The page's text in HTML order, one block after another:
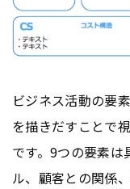
ビジネス活動の要
を描きだすことで
です。9つの要素
ル、顧客との関係